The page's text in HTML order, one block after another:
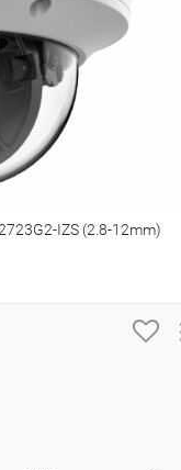
IZS (2.8-12mm)